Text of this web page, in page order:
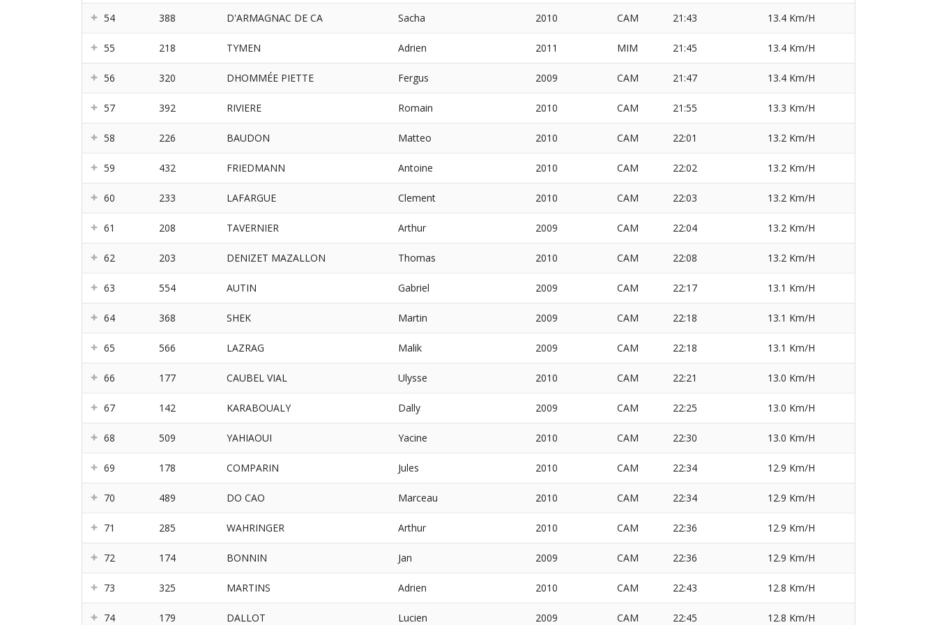
54 388 D'ARMAGNAC DE CA Sacha 2010 CAM 21:43 13.4 Km/H
55 218 TYMEN Adrien 2011 MIM 21:45 13.4 Km/H
56 320 DHOMMÉE PIETTE Fergus 2009 CAM 21:47 13.4 Km/H
57 392 RIVIERE Romain 2010 CAM 21:55 13.3 Km/H
58 226 BAUDON Matteo 2010 CAM 22:01 13.2 Km/H
59 432 FRIEDMANN Antoine 2010 CAM 22:02 13.2 Km/H
60 233 LAFARGUE Clement 2010 CAM 22:03 13.2 Km/H
61 208 TAVERNIER Arthur 2009 CAM 22:04 13.2 Km/H
62 203 DENIZET MAZALLON Thomas 2010 CAM 22:08 13.2 Km/H
63 554 AUTIN Gabriel 2009 CAM 22:17 13.1 Km/H
64 368 SHEK Martin 2009 CAM 22:18 13.1 Km/H
65 566 LAZRAG Malik 2009 CAM 22:18 13.1 Km/H
66 177 CAUBEL VIAL Ulysse 2010 CAM 22:21 13.0 Km/H
67 142 KARABOUALY Dally 2009 CAM 22:25 13.0 Km/H
68 509 YAHIAOUI Yacine 2010 CAM 22:30 13.0 Km/H
69 178 COMPARIN Jules 2010 CAM 22:34 12.9 Km/H
70 489 DO CAO Marceau 2010 CAM 22:34 12.9 Km/H
71 285 WAHRINGER Arthur 2010 CAM 22:36 12.9 Km/H
72 174 BONNIN Jan 2009 CAM 22:36 12.9 Km/H
73 325 MARTINS Adrien 2010 CAM 22:43 12.8 Km/H
74 179 DALLOT Lucien 2009 CAM 22:45 12.8 Km/H